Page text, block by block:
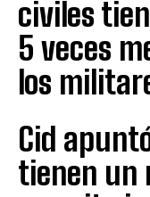
civiles
5 veces
los
Cid
tienen un